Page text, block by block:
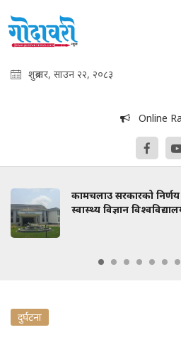
शुक्रबार, साउन २२, २०८३
Online
कामचलाउ सरकारको
स्वास्थ्य विज्ञान
दुर्घटना